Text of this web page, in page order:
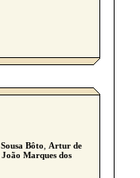
Bôto
Artur de
João Marques dos